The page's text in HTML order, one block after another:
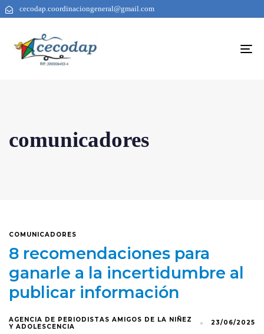
cecodap.coordinaciongeneral@gmail.com
comunicadores
COMUNICADORES
8 recomendaciones para
ganarle a la incertidumbre al
publicar información
AGENCIA DE PERIODISTAS AMIGOS DE LA NIÑEZ
Y ADOLESCENCIA
23/06/2025